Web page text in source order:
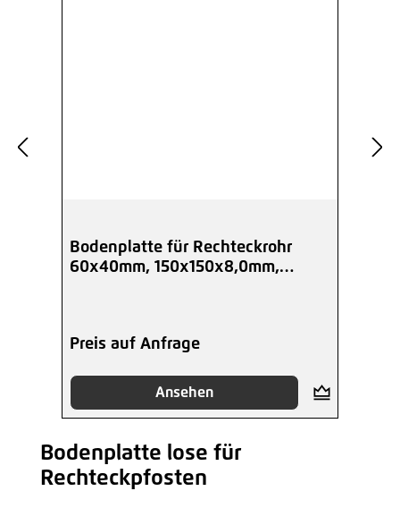
Bodenplatte für Rechteckrohr
60x40mm, 150x150x8,0mm,
Preis auf Anfrage
Ansehen
Produktgalerie überspringen
Bodenplatte lose für
Rechteckpfosten